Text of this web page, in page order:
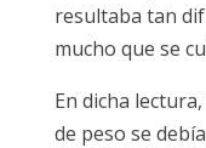
resultaba tan
mucho que se
En dicha
de peso se